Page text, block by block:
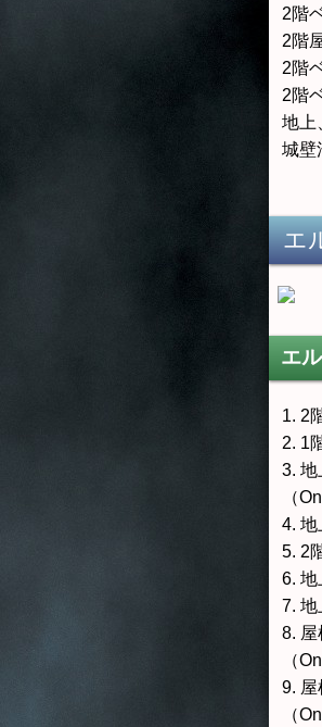
2階
2階
2階
2階
地上
城壁
エ
エ
1. 2
2. 1
3. 地
（
4.
5. 2
6. 地
7.
8. 屋
（
9. 屋
（